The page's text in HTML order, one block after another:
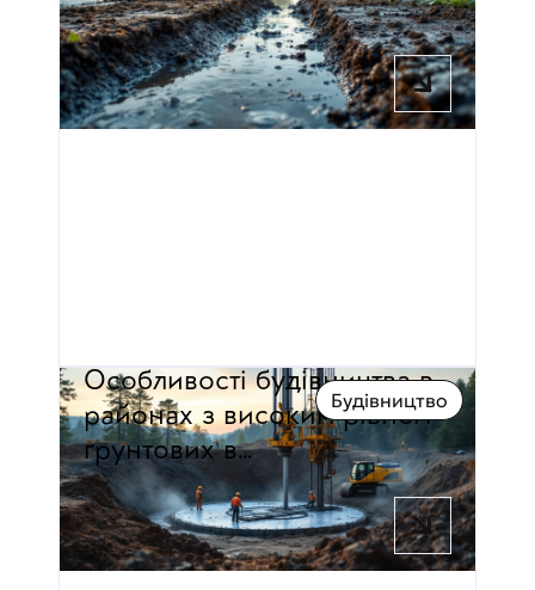
Павло Дмитровський
6 хв час читання
Особливості будівництва в
районах з високим рівнем
ґрунтових в…
Павло Дмитровський
12 хв час читання
Будівництво